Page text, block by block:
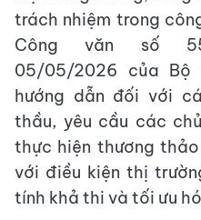
trách nhiệm trong
Công văn số
05/05/2026 của Bộ
hướng dẫn đối với
thầu, yêu cầu các
thực hiện thương
với điều kiện thị
tính khả thi và tối ưu